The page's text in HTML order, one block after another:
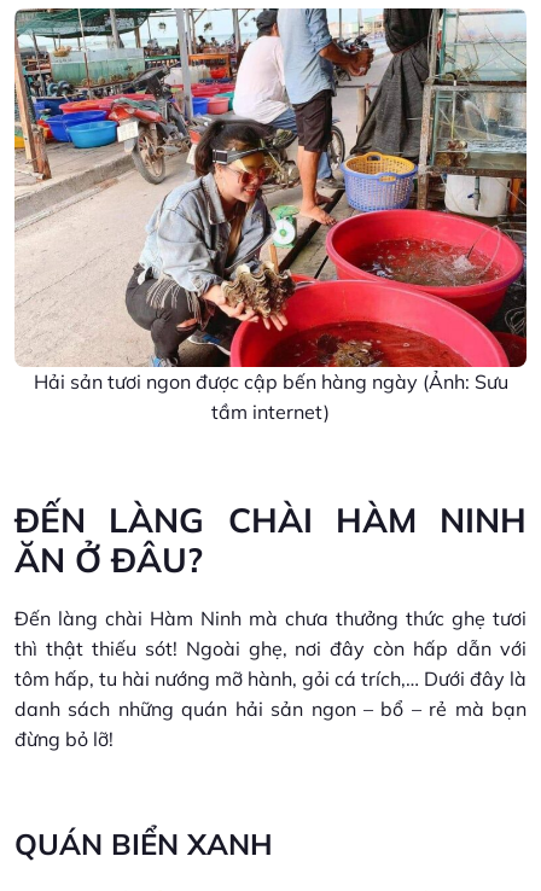
Hải sản tươi ngon được cập bến hàng ngày (Ảnh: Sưu
tầm internet)
ĐẾN LÀNG CHÀI HÀM NINH
ĂN Ở ĐÂU?
Đến làng chài Hàm Ninh mà chưa thưởng thức ghẹ tươi
thì thật thiếu sót! Ngoài ghẹ, nơi đây còn hấp dẫn với
tôm hấp, tu hài nướng mỡ hành, gỏi cá trích,… Dưới đây là
danh sách những quán hải sản ngon – bổ – rẻ mà bạn
đừng bỏ lỡ!
QUÁN BIỂN XANH